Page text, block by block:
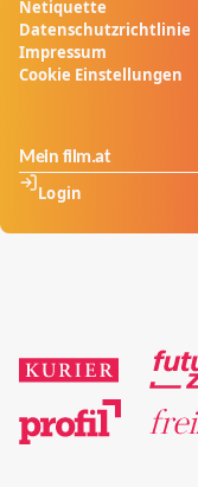
Netiquette
Datenschutzrichtlinie
Impressum
Cookie Einstellungen
Mein film.at
Login